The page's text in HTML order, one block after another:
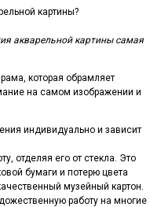
картины?
акварельной картины самая
которая обрамляет
на самом изображении и
индивидуально и зависит
отделяя его от стекла. Это
бумаги и потерю цвета
музейный картон.
работу на многие